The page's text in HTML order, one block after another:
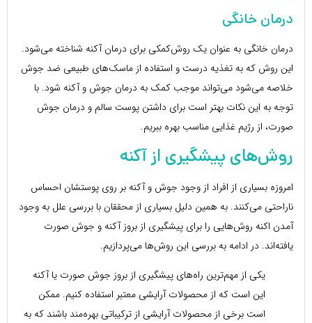
درمان خانگی
درمان خانگی به عنوان یک روش‌کمکی برای درمان آکنه شناخته می‌شود.
این روش که به تغذیه درست و استفاده از ماسک‌های طبیعی ضد جوش
خلاصه می‌شود می‌تواند موجب کمک به درمان جوش و آکنه شود. با
توجه به این نکات بهتر است برای داشتن پوست سالم و درمان جوش‌
صورت، از رژیم غذایی مناسب بهره ببریم.
روش‌های پیشگیری از آکنه
امروزه بسیاری از افراد از وجود جوش و آکنه بر روی پوستشان احساس
ناراحتی می‌کنند. به همین دلیل بسیاری از محققان با بررسی علل به وجود
آمدن اکنه روش‌هایی را برای پیشگیری از بروز آکنه و جوش صورت
یافته‌اند. در ادامه به بررسی این روش‌ها می‌پردازیم.
یکی از مهم‌ترین راه‌های پیشگیری از بروز جوش صورت یا آکنه
این است که از محصولات آرایشی معتبر استفاده کنیم. ممکن
است برخی از محصولات آرایشی از ترکیباتی بهره‌مند باشند که به